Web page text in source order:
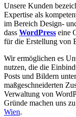
Unsere Kunden
Expertise als
im Bereich Design-
dass WordPress eine
für die Erstellung von
Wir ermöglichen es
nutzen, die die
Posts und Bildern
maßgeschneiderten
Verwaltung von
Gründe machen uns
Wien.